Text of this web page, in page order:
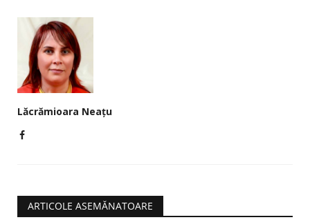
Lăcrămioara Neațu
ARTICOLE ASEMĂNATOARE